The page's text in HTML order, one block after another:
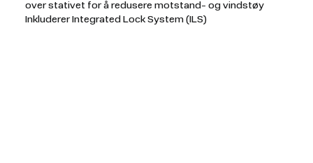
over stativet for å redusere motstand- og vindstøy
Inkluderer Integrated Lock System (ILS)